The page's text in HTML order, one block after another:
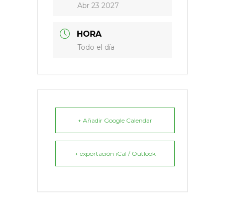
Abr 23 2027
HORA
Todo el día
+ Añadir Google Calendar
+ exportación iCal / Outlook